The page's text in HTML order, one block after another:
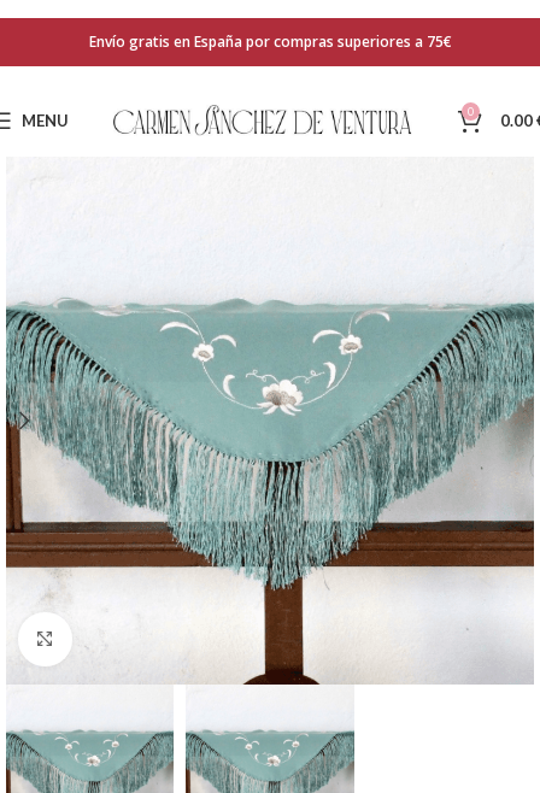
Envío gratis en España por compras superiores a 75€
MENU 0 0.00